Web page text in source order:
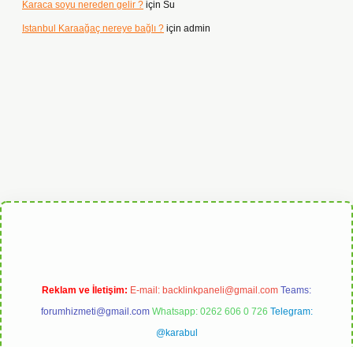
Karaca soyu nereden gelir ? için Su
Istanbul Karaağaç nereye bağlı ? için admin
Reklam ve İletişim: E-mail: backlinkpaneli@gmail.com Teams:
forumhizmeti@gmail.com Whatsapp: 0262 606 0 726 Telegram:
@karabul